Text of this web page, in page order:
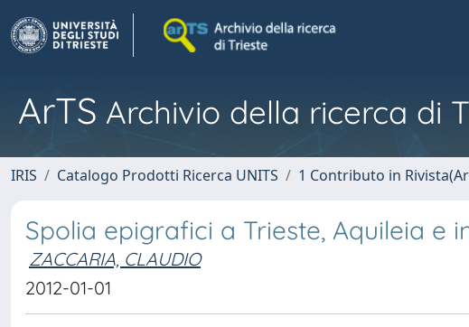
ArTS Archivio della ricerca di
IRIS Catalogo Prodotti Ricerca UNITS 1 Contributo in
Spolia epigrafici a Trieste, Aquileia e
ZACCARIA, CLAUDIO
2012-01-01